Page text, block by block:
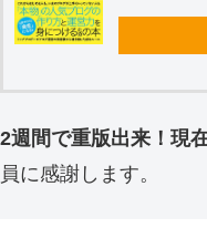
2週間で重版出来！現
員に感謝します。